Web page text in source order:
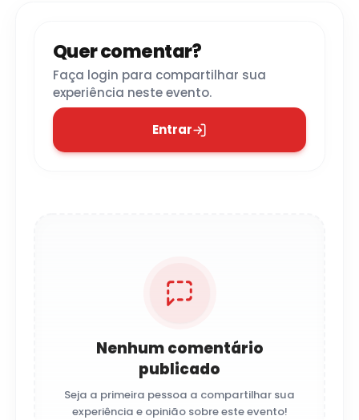
Quer comentar?
Faça login para compartilhar sua
experiência neste evento.
Entrar
Nenhum comentário
publicado
Seja a primeira pessoa a compartilhar sua
experiência e opinião sobre este evento!